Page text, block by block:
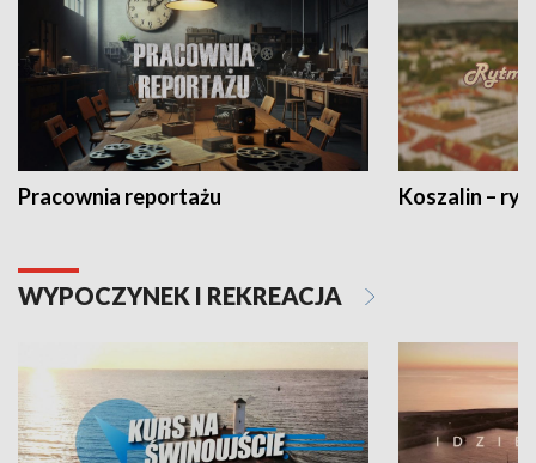
Pracownia reportażu Koszalin –
WYPOCZYNEK I REKREACJA